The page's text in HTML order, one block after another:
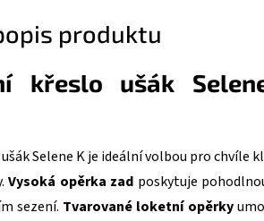
produktu
křeslo ušák
Selene K je ideální volbou pro chvíle
Vysoká opěrka zad poskytuje
sezení. Tvarované loketní opěrky